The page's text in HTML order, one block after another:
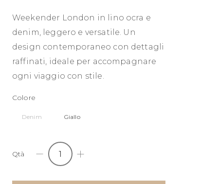
Weekender London in lino ocra e
denim, leggero e versatile. Un
design contemporaneo con dettagli
raffinati, ideale per accompagnare
ogni viaggio con stile.
Colore
Denim Giallo
WEEKENDER
Qtà